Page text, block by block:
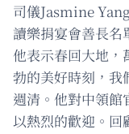
司儀Jasmine
讀樂捐宴會善長名
他表示春回大地，
勃的美好時刻，我
週清。他對中領館
以熱烈的歡迎。回